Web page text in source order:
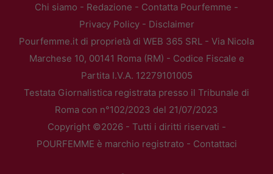
Chi siamo - Redazione - Contatta Pourfemme -
Privacy Policy- Disclaimer
Pourfemme.it di proprietà di WEB 365 SRL - Via Nicola
Marchese 10, 00141 Roma (RM) - Codice Fiscale e
Partita I.V.A. 12279101005
Testata Giornalistica registrata presso il Tribunale di
Roma con n°102/2023 del 21/07/2023
Copyright ©2026 - Tutti i diritti riservati -
POURFEMME è marchio registrato - Contattaci